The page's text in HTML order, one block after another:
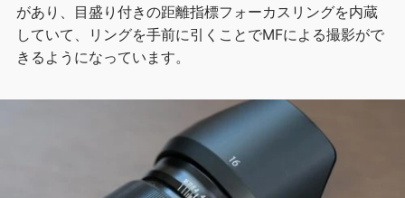
があり、目盛り付きの距離指標フォーカスリングを内蔵
していて、リングを手前に引くことでMFによる撮影がで
きるようになっています。